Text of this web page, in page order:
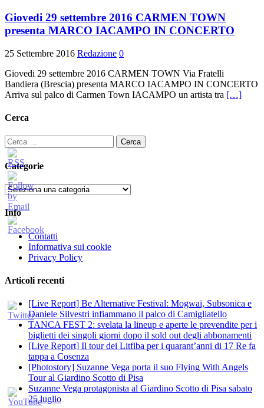
Giovedi 29 settembre 2016 CARMEN TOWN
presenta MARCO IACAMPO IN CONCERTO
25 Settembre 2016 Redazione 0
Giovedi 29 settembre 2016 CARMEN TOWN Via Fratelli
Bandiera (Brescia) presenta MARCO IACAMPO IN CONCERTO
Arriva sul palco di Carmen Town IACAMPO un artista tra […]
Cerca
Ricerca
per:
Categorie
Categorie
Info
Contatti
Informativa sui cookie
Privacy Policy
Articoli recenti
[Live Report] Be Alternative Festival: Mogwai, Subsonica e
Daniele Silvestri infiammano il palco di Camigliatello
TANCA FEST 2: svelata la lineup e aperte le prevendite per i
biglietti dei singoli giorni dopo il sold out degli abbonamenti
[Live Report] Il tour dei Litfiba per i quarant’anni di 17 Re fa
tappa a Cosenza
[Photostory] Suzanne Vega porta il suo Flying With Angels
Tour al Giardino Scotto di Pisa
Suzanne Vega protagonista al Giardino Scotto di Pisa sabato
25 luglio